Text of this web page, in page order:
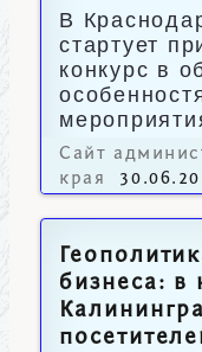
В
стартует
конкурс в
рассказал
Сайт
края
бизнеса: в